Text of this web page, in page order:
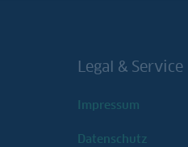
Legal & Service
Impressum
Datenschutz